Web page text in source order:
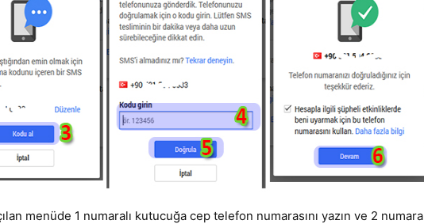
menüde 1 numaralı kutucuğa cep telefon numarasını yazın ve 2 numara